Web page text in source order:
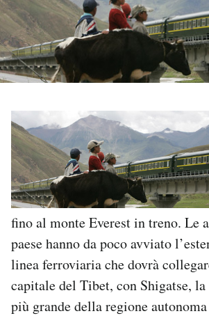
PODCAST
NEWSLETTER
SHOP
CALENDARIO
AREA PERSONALE
Area Personale
Newsletter
Notifiche mobile
fino al monte Everest in treno. Le
paese hanno da poco avviato
linea ferroviaria che dovrà
capitale del Tibet, con Shigatse,
più grande della regione